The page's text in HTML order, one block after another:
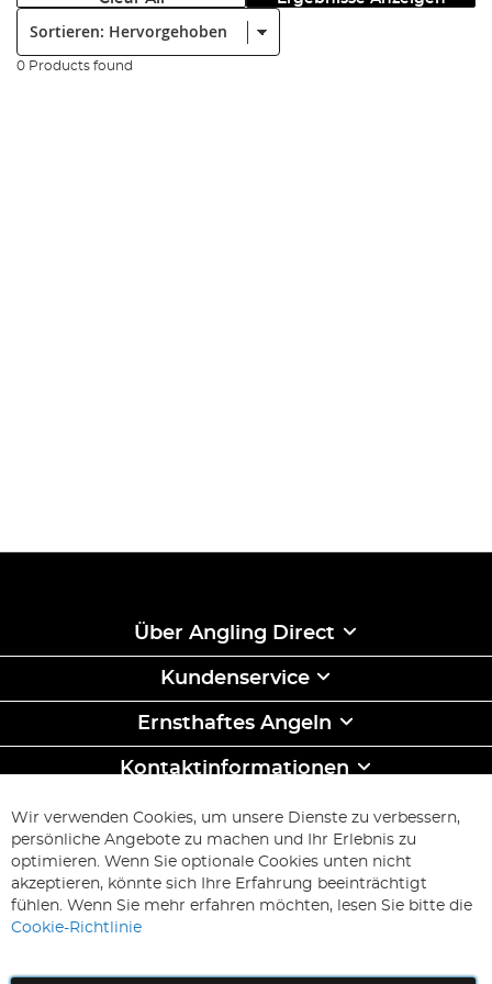
0 Products found
Über Angling Direct
Kundenservice
Ernsthaftes Angeln
Kontaktinformationen
ABONNIEREN & SPAREN
Melden
Sie
unseren
Newsletter
Abonnieren
Wir verwenden Cookies, um unsere Dienste zu verbessern,
persönliche Angebote zu machen und Ihr Erlebnis zu
optimieren. Wenn Sie optionale Cookies unten nicht
akzeptieren, könnte sich Ihre Erfahrung beeinträchtigt
fühlen. Wenn Sie mehr erfahren möchten, lesen Sie bitte die
Cookie-Richtlinie